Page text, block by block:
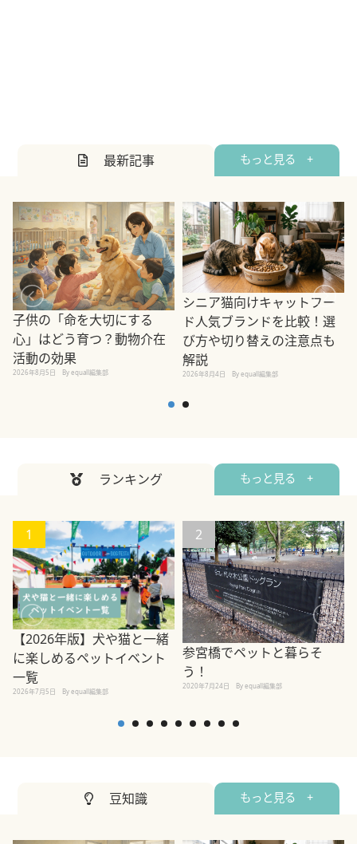
最新記事 もっと見る +
子供の「命を大切にする
心」はどう育つ？動物介在
活動の効果
2026年8月5日 By equall編集部
シニア猫向けキャットフー
ド人気ブランドを比較！選
び方や切り替えの注意点も
解説
2026年8月4日 By equall編集部
ランキング もっと見る +
1
【2026年版】犬や猫と一緒
に楽しめるペットイベント
一覧
2026年7月5日 By equall編集部
2
参宮橋でペットと暮らそ
う！
2020年7月24日 By equall編集部
豆知識 もっと見る +